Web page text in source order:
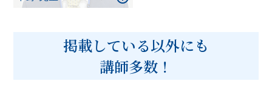
掲載している以外にも
講師多数！